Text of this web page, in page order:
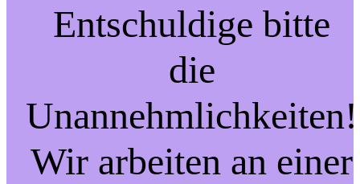
Entschuldige bitte
die
Unannehmlichkeiten!
Wir arbeiten an einer